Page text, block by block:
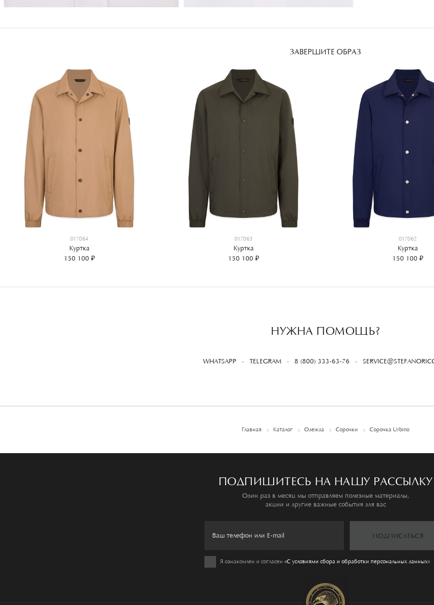
ЗАВЕРШИТЕ ОБРАЗ
017064
Куртка
150 100 ₽
017063
Куртка
150 100 ₽
017062
Куртка
150 100 ₽
НУЖНА ПОМОЩЬ?
WHATSAPP TELEGRAM 8 (800) 333-63-76
Главная Каталог Одежда Сорочки Сорочка Urbino
ПОДПИШИТЕСЬ НА НАШУ РАССЫЛКУ
Один раз в месяц мы отправляем полезные материалы,
акции и другие важные события для вас
ПОДПИСАТЬСЯ
Я ознакомлен и согласен «C условиями сбора и обработки персональных данных»